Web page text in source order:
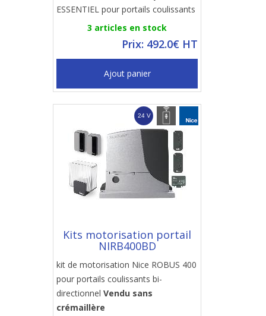
ESSENTIEL pour portails coulissants
3 articles en stock
Prix: 492.0€ HT
Ajout panier
Kits motorisation portail
NIRB400BD
kit de motorisation Nice ROBUS 400
pour portails coulissants bi-
directionnel Vendu sans
crémaillère